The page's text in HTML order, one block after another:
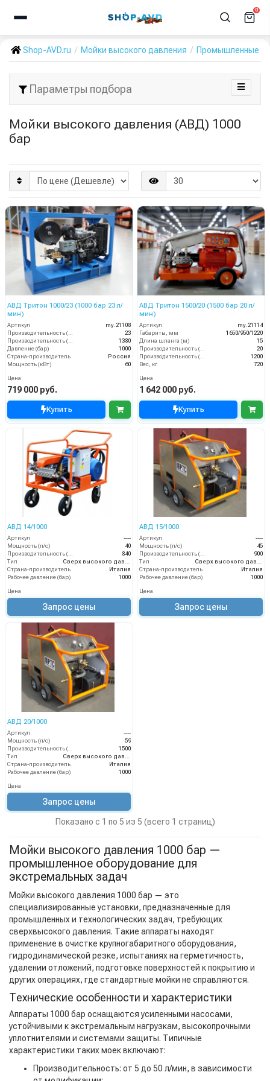
0
Shop-AVD.ru Мойки высокого давления Промышленные
Параметры подбора
Мойки высокого давления (АВД) 1000
бар
АВД Тритон 1000/23 (1000 бар 23 л/
мин)
Артикул
my.21108
23
1380
Давление (бар)
1000
Страна-производитель
Россия
Мощность (кВт)
60
Цена
719 000 руб.
Купить
АВД Тритон 1500/20 (1500 бар 20 л/
мин)
Артикул
my.21114
Габариты, мм
1650/950/1220
Длина шланга (м)
15
20
1200
Вес, кг
720
Цена
1 642 000 руб.
Купить
АВД 14/1000
Артикул
----
Мощность (л/с)
40
Производительность (л/ч)
840
Тип
Сверх высокого давления
Страна-производитель
Италия
Рабочее давление (бар)
1000
Цена
Запрос цены
АВД 15/1000
Артикул
----
Мощность (л/с)
45
Производительность (л/ч)
900
Тип
Сверх высокого давления
Страна-производитель
Италия
Рабочее давление (бар)
1000
Цена
Запрос цены
АВД 20/1000
Артикул
----
Мощность (л/с)
59
Производительность (л/ч)
1500
Тип
Сверх высокого давления
Страна-производитель
Италия
Рабочее давление (бар)
1000
Цена
Запрос цены
Показано с 1 по 5 из 5 (всего 1 страниц)
Мойки высокого давления 1000 бар —
промышленное оборудование для
экстремальных задач
Мойки высокого давления 1000 бар — это
специализированные установки, предназначенные для
промышленных и технологических задач, требующих
сверхвысокого давления. Такие аппараты находят
применение в очистке крупногабаритного оборудования,
гидродинамической резке, испытаниях на герметичность,
удалении отложений, подготовке поверхностей к покрытию и
других операциях, где стандартные мойки не справляются.
Технические особенности и характеристики
Аппараты 1000 бар оснащаются усиленными насосами,
устойчивыми к экстремальным нагрузкам, высокопрочными
уплотнителями и системами защиты. Типичные
характеристики таких моек включают:
Производительность: от 5 до 50 л/мин, в зависимости